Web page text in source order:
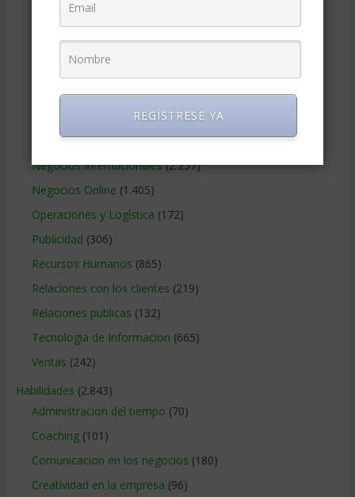
Gobierno Corporativo(11)
(125)
Marketing(988)
(247)
Métodos Gerenciales(280)
Negocios Internacionales(2.257)
Negocios Online (1.405)
Operaciones y Logística (172)
Publicidad (306)
Recursos Humanos (865)
Relaciones con los clientes (219)
Relaciones publicas (132)
Tecnologia de Informacion (665)
Ventas (242)
Habilidades (2.843)
Administracion del tiempo (70)
Coaching(101)
Comunicacion en los negocios (180)
Creatividad en la empresa (96)
REGISTRESE YA